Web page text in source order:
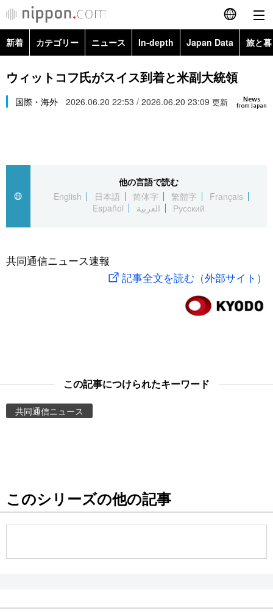
English
简体字
繁體字
العربية
社会
旅と暮らし
東京
新着 カテゴリー ニュース In-depth Japan Data 旅と
政治・外交
経済・ビジネス
社会
文化
科学・技術
暮らし
Topics
Images
お知らせ
ウィットコフ氏がスイス到着と米副大統領
News
from Japan
国際・海外 2026.06.20 22:53 / 2026.06.20 23:09 更新
他の言語で読む
English
日本語 简体字 繁體字
Français
Español
العربية Русский
共同通信ニュース速報
記事全文を読む（外部サイト）
この記事につけられたキーワード
共同通信ニュース
このシリーズの他の記事